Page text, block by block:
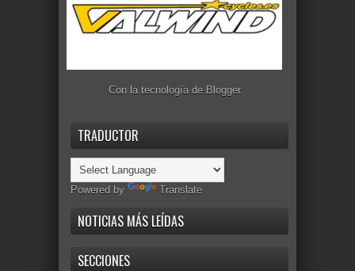
Con la tecnología de Blogger.
TRADUCTOR
Powered by Translate
NOTICIAS MÁS LEÍDAS
SECCIONES